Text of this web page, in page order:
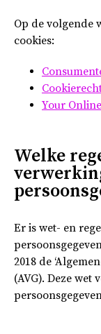
Op de volgende
cookies:
Your
Welke
Er is wet- en
2018 de
(AVG). Deze wet